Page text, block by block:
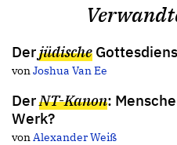
Derjüdische
von Joshua Van Ee
DerNT-Kanon:
Werk?
von Alexander Weiß